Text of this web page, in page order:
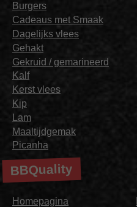
Burgers
Cadeaus met Smaak
Dagelijks vlees
Gehakt
Gekruid / gemarineerd
Kalf
Kerst vlees
Kip
Lam
Maaltijdgemak
Picanha
BBQuality
Homepagina